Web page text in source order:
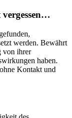
vergessen…
werden. Bewährt
von ihrer
haben.
Kontakt und